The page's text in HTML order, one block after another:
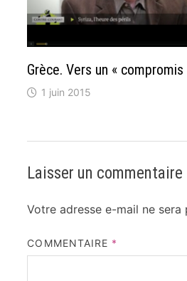
Grèce. Vers un « compromis
1 juin 2015
Laisser un commentaire
Votre adresse e-mail ne sera
COMMENTAIRE *